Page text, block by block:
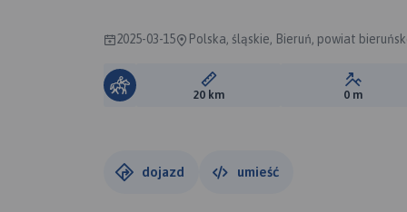
2025-03-15 Polska, śląskie, Bieruń, powiat
Długość trasy:
20 km Suma
0 m
dojazd umieść